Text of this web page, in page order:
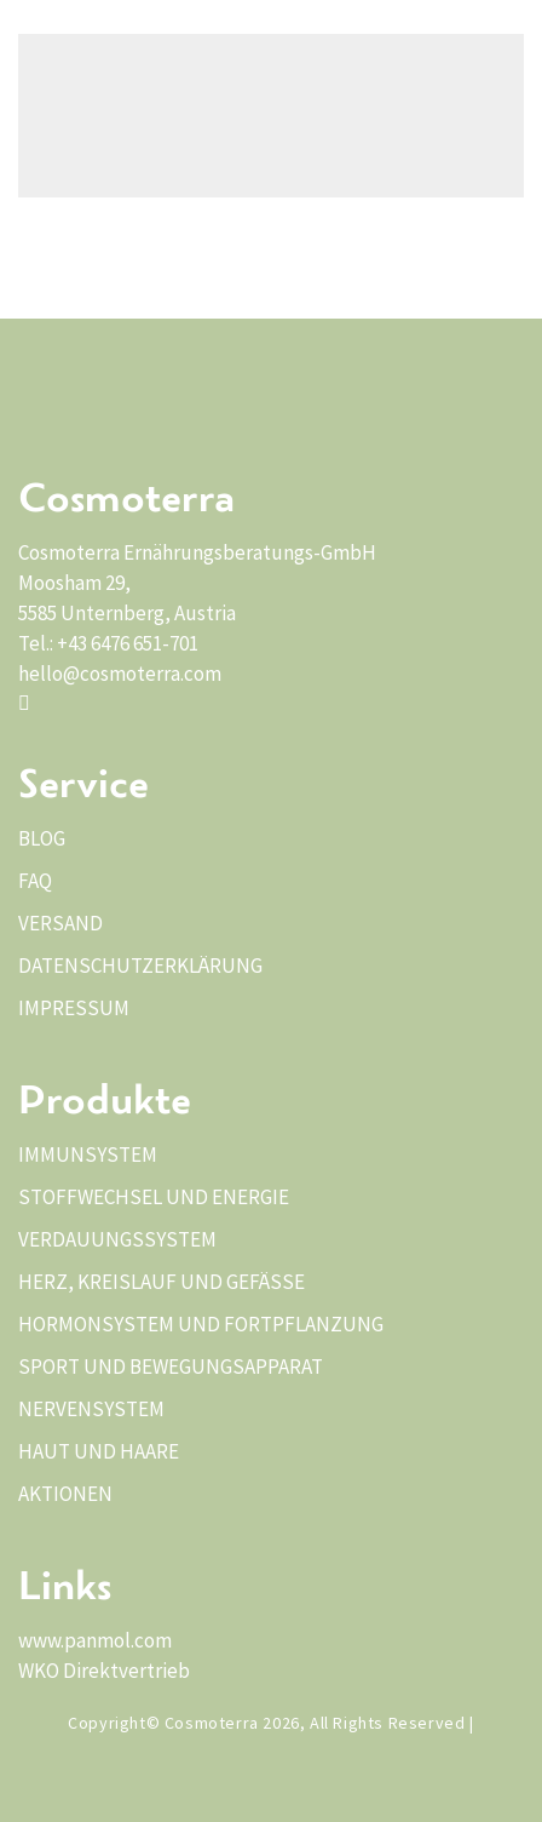
Cosmoterra
Cosmoterra Ernährungsberatungs-GmbH
Moosham 29,
5585 Unternberg, Austria
Tel.: +43 6476 651-701
hello@cosmoterra.com
Service
BLOG
FAQ
VERSAND
DATENSCHUTZERKLÄRUNG
IMPRESSUM
Produkte
IMMUNSYSTEM
STOFFWECHSEL UND ENERGIE
VERDAUUNGSSYSTEM
HERZ, KREISLAUF UND GEFÄSSE
HORMONSYSTEM UND FORTPFLANZUNG
SPORT UND BEWEGUNGSAPPARAT
NERVENSYSTEM
HAUT UND HAARE
AKTIONEN
Links
www.panmol.com
WKO Direktvertrieb
Copyright© Cosmoterra 2026, All Rights Reserved |